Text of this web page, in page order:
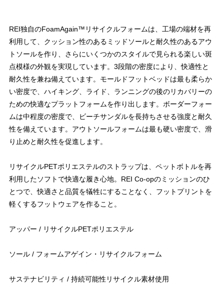
REI独自のFoamAgain™リサイクルフォームは、工場の端材を再
利用して、クッション性のあるミッドソールと耐久性のあるアウ
トソールを作り、さらにいくつかのスタイルで見られる楽しい斑
点模様の外観を実現しています。3段階の密度により、快適性と
耐久性を兼ね備えています。モールドフットベッドは最も柔らか
い密度で、ハイキング、ライド、ランニングの後のリカバリーの
ための快適なプラットフォームを作り出します。ボーダーフォー
ムは中程度の密度で、ビーチサンダルを長持ちさせる強度と耐久
性を備えています。アウトソールフォームは最も硬い密度で、滑
り止めと耐久性を促進します。
リサイクルPETポリエステルのストラップは、ペットボトルを再
利用したソフトで快適な履き心地。REI Co-opのミッションのひ
とつで、快適さと品質を犠牲にすることなく、フットプリントを
軽くするフットウェアを作ること。
アッパー / リサイクルPETポリエステル
ソール / フォームアゲイン・リサイクルフォーム
サステナビリティ / 持続可能性リサイクル素材使用